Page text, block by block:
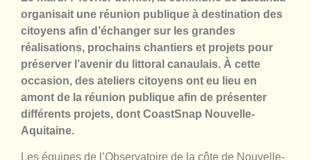
organisait une réunion publique à destination des
citoyens afin d’échanger sur les grandes
réalisations, prochains chantiers et projets pour
préserver l’avenir du littoral canaulais. À cette
occasion, des ateliers citoyens ont eu lieu en
amont de la réunion publique afin de présenter
différents projets, dont CoastSnap Nouvelle-
Aquitaine.
Les équipes de l’Observatoire de la côte de Nouvelle-